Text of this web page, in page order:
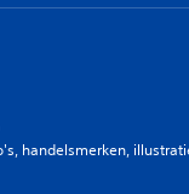
handelsmerken,